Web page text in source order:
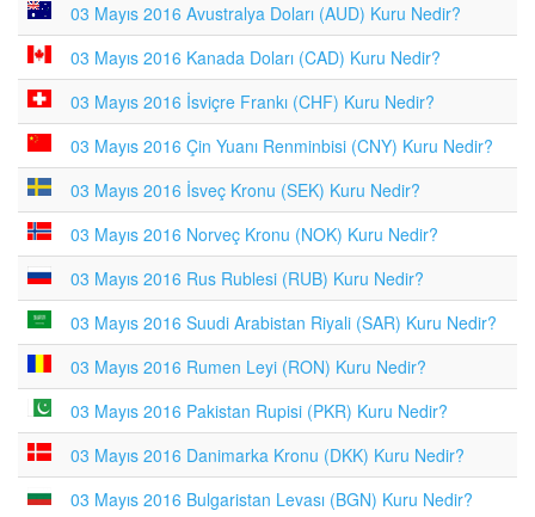
03 Mayıs 2016 Avustralya Doları (AUD) Kuru Nedir?
03 Mayıs 2016 Kanada Doları (CAD) Kuru Nedir?
03 Mayıs 2016 İsviçre Frankı (CHF) Kuru Nedir?
03 Mayıs 2016 Çin Yuanı Renminbisi (CNY) Kuru Nedir?
03 Mayıs 2016 İsveç Kronu (SEK) Kuru Nedir?
03 Mayıs 2016 Norveç Kronu (NOK) Kuru Nedir?
03 Mayıs 2016 Rus Rublesi (RUB) Kuru Nedir?
03 Mayıs 2016 Suudi Arabistan Riyali (SAR) Kuru Nedir?
03 Mayıs 2016 Rumen Leyi (RON) Kuru Nedir?
03 Mayıs 2016 Pakistan Rupisi (PKR) Kuru Nedir?
03 Mayıs 2016 Danimarka Kronu (DKK) Kuru Nedir?
03 Mayıs 2016 Bulgaristan Levası (BGN) Kuru Nedir?